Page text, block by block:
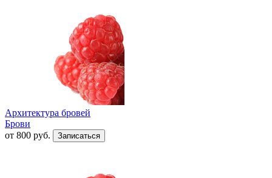
Архитектура бровей
Брови
от 800 руб.